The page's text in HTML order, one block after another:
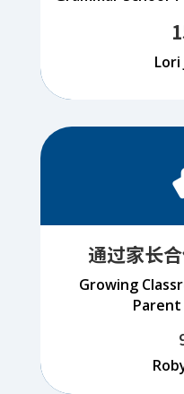
Lori
通过家长
Growing